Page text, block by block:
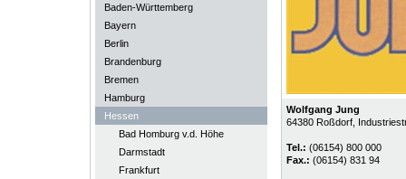
Baden-Württemberg
Bayern
Berlin
Brandenburg
Bremen
Hamburg
Hessen
Bad Homburg v.d. Höhe
Darmstadt
Frankfurt
Wolfgang Jung
64380 Roßdorf,
Tel.: (06154) 800 000
Fax.: (06154) 831 94